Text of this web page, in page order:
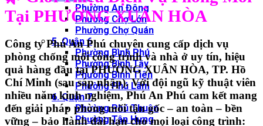
Phường An Đông
Phường Chợ Lớn
Phường Chợ Quán
5. Quận 6
Phường Bình Phú
Phường Bình Tây
Phường Bình Tiên
Phường Phú Lâm
6. Quận 7
Phường Phú Thuận
Phường Tân Hưng
Tại PHƯỜNG XUÂN HÒA
Công tyPhú An Phú chuyên cung cấp dịch vụ
phòng chống mối công trình và nhà ở uy tín, hiệu
quả hàng đầu tại PHƯỜNG XUÂN HÒA, TP. Hồ
Chí Minh (sau sáp nhập). Với đội ngũ kỹ thuật viên
nhiều năm kinh nghiệm, Phú An Phú cam kết mang
đến giải pháp phòng mối tận gốc – an toàn – bền
vững – bảo hành dài hạncho mọi loại công trình: